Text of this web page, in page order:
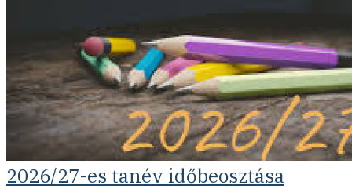
2026/27-es tanév időbeosztása